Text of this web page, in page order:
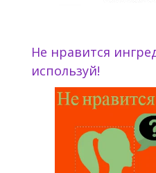
Не нравится
используй!